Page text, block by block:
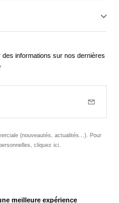
meilleure expérience
informations sur nos dernières
(nouveautés, actualités...). Pour
cliquez ici.